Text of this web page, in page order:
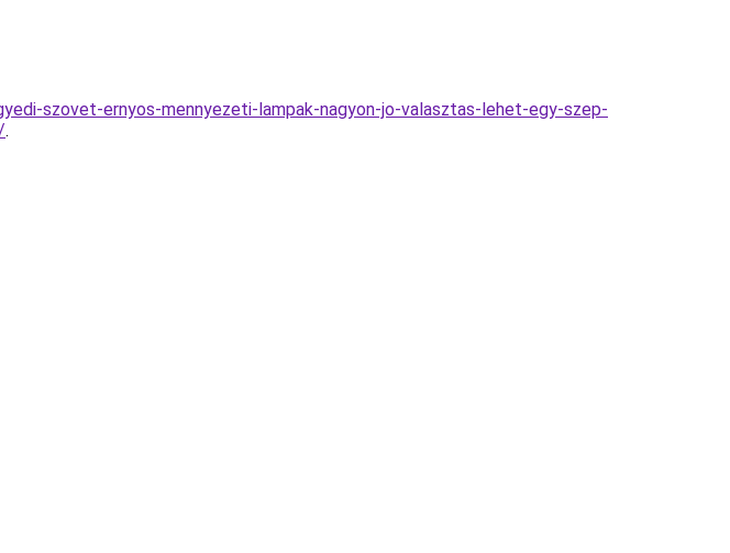
szovet-ernyos-mennyezeti-lampak-nagyon-jo-valasztas-lehet-egy-szep-
.